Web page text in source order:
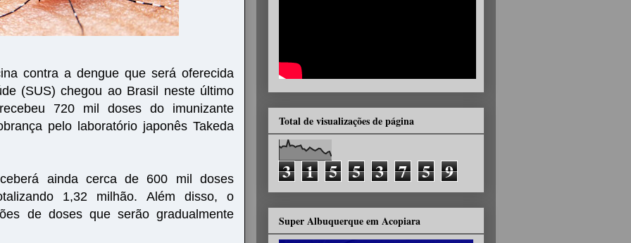
contra a dengue que será oferecida
(SUS) chegou ao Brasil neste último
720 mil doses do imunizante
pelo laboratório japonês Takeda
ainda cerca de 600 mil doses
1,32 milhão. Além disso, o
de doses que serão gradualmente
Total de visualizações de página
3 1 5 5 3 7 5 9
Super Albuquerque em Acopiara